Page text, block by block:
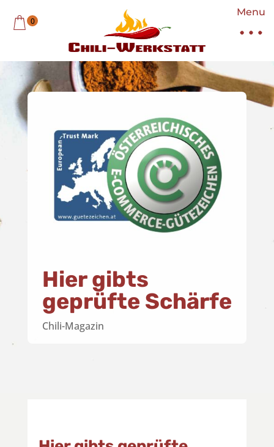
Menu
0
Hier gibts
geprüfte Schärfe
Chili-Magazin